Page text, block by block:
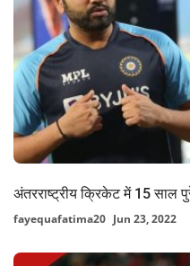
अंतरराष्ट्रीय क्रिकेट में 15 साल पुरे
fayequafatima20 Jun 23, 2022